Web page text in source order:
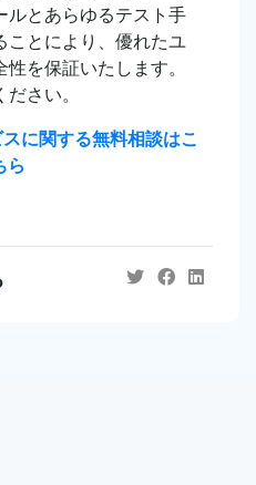
ルとあらゆるテスト手
ことにより、優れたユ
を保証いたします。
さい。
に関する無料相談はこ
ら